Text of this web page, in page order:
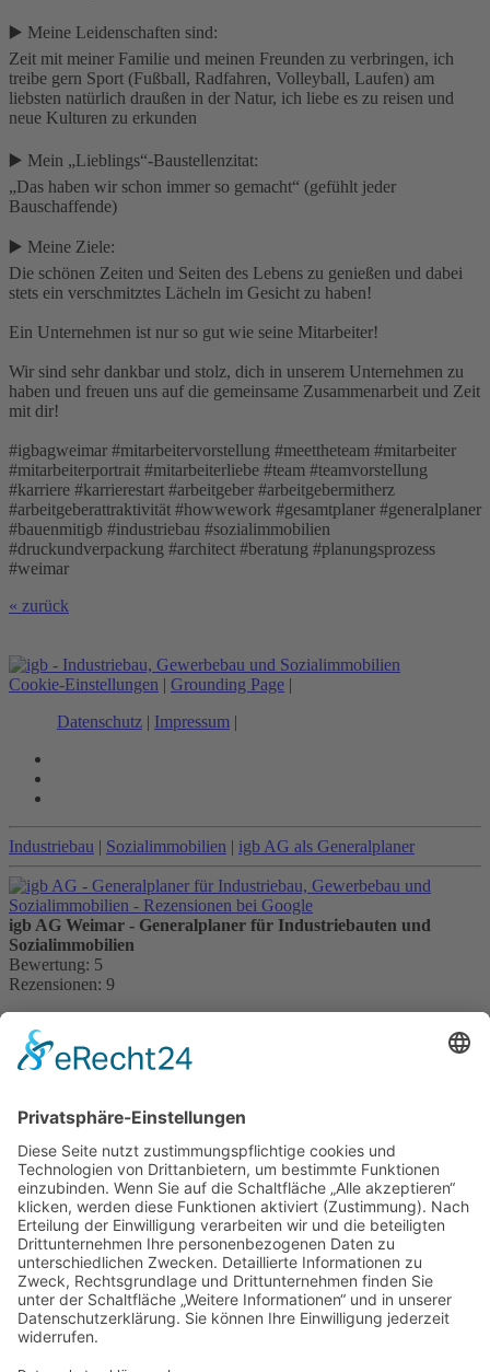
▶️ Meine Leidenschaften sind:
Zeit mit meiner Familie und meinen Freunden zu verbringen, ich
treibe gern Sport (Fußball, Radfahren, Volleyball, Laufen) am
liebsten natürlich draußen in der Natur, ich liebe es zu reisen und
neue Kulturen zu erkunden
▶️ Mein „Lieblings“-Baustellenzitat:
„Das haben wir schon immer so gemacht“ (gefühlt jeder
Bauschaffende)
▶️ Meine Ziele:
Die schönen Zeiten und Seiten des Lebens zu genießen und dabei
stets ein verschmitztes Lächeln im Gesicht zu haben!
Ein Unternehmen ist nur so gut wie seine Mitarbeiter!
Wir sind sehr dankbar und stolz, dich in unserem Unternehmen zu
haben und freuen uns auf die gemeinsame Zusammenarbeit und Zeit
mit dir!
#igbagweimar #mitarbeitervorstellung #meettheteam #mitarbeiter
#mitarbeiterportrait #mitarbeiterliebe #team #teamvorstellung
#karriere #karrierestart #arbeitgeber #arbeitgebermitherz
#arbeitgeberattraktivität #howwework #gesamtplaner #generalplaner
#bauenmitigb #industriebau #sozialimmobilien
#druckundverpackung #architect #beratung #planungsprozess
#weimar
« zurück
Cookie-Einstellungen | Grounding Page |
Datenschutz | Impressum |
Industriebau | Sozialimmobilien | igb AG als Generalplaner
igb AG Weimar - Generalplaner für Industriebauten und
Sozialimmobilien
Bewertung: 5
Rezensionen: 9
Kontakt:
igb AG
Telefon:+49 (0) 3643 7710-30
info@igb.ag
Gemäß der Beratungsrichtlinie des Freistaates Thüringen erhält
unser Unternehmen eine Förderung für Beratungen und
Prozessbegleitungen, die Strategien zum Aufbau bzw. für eine
nachhaltige positive Entwicklung und Sicherung von KMU
unterstützen. Die Ergebnisse und Handlungsempfehlungen werden
in einem Beratungsbericht festgehalten. Die Förderung erfolgt aus
Mitteln des Europäischem Sozialfonds Plus und aus Mitteln des